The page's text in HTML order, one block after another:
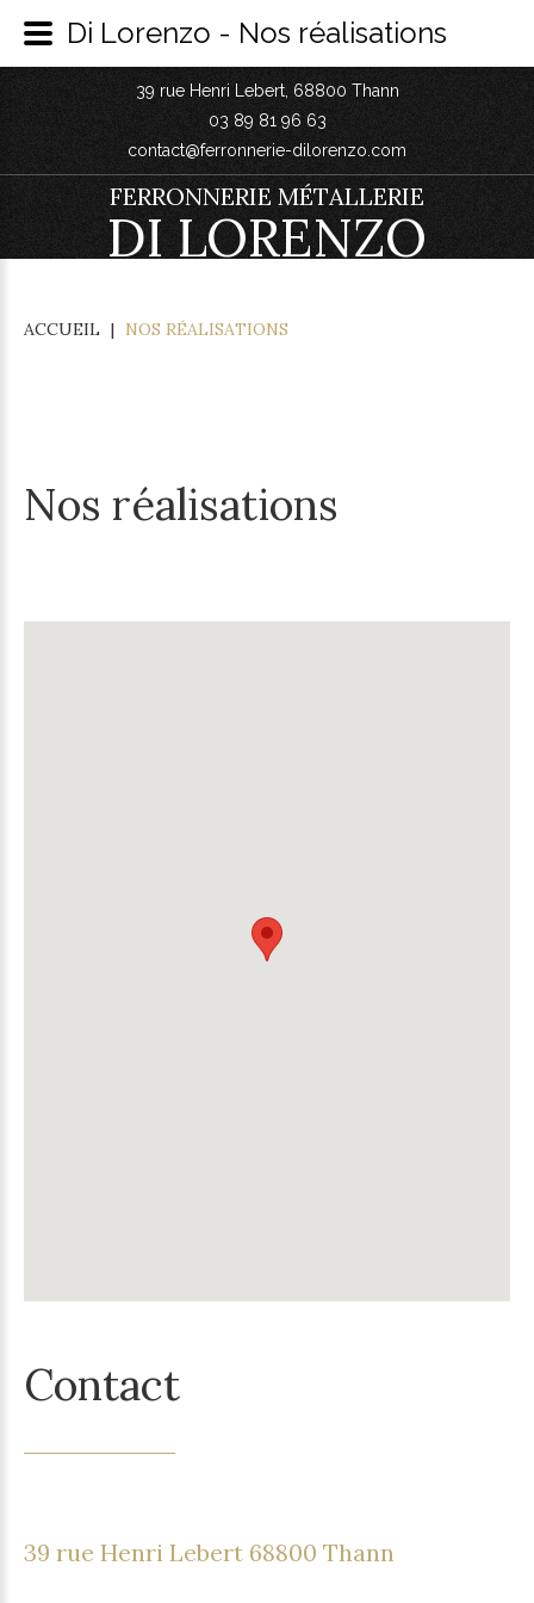
39 rue Henri Lebert, 68800 Thann
03 89 81 96 63
contact@ferronnerie-dilorenzo.com
FERRONNERIE MÉTALLERIE
DI LORENZO
ACCUEIL | NOS RÉALISATIONS
Nos réalisations
Contact
39 rue Henri Lebert 68800 Thann
Di Lorenzo - Nos réalisations